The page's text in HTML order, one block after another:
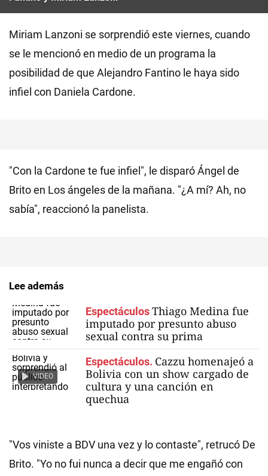
Miriam Lanzoni se sorprendió este viernes, cuando
se le mencionó en medio de un programa la
posibilidad de que Alejandro Fantino le haya sido
infiel con Daniela Cardone.
"Con la Cardone te fue infiel", le disparó Ángel de
Brito en Los ángeles de la mañana. "¿A mí? Ah, no
sabía", reaccionó la panelista.
Lee además
EspectáculosThiago Medina fue
imputado por presunto abuso
sexual contra su prima
VIDEO
Espectáculos. Cazzu homenajeó a
Bolivia con un show cargado de
cultura y una canción en
quechua
"Vos viniste a BDV una vez y lo contaste", retrucó De
Brito. "Yo no fui nunca a decir que me engañó con